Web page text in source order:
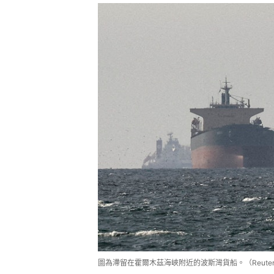
圖為滯留在霍爾木茲海峽附近的波斯灣貨船。（